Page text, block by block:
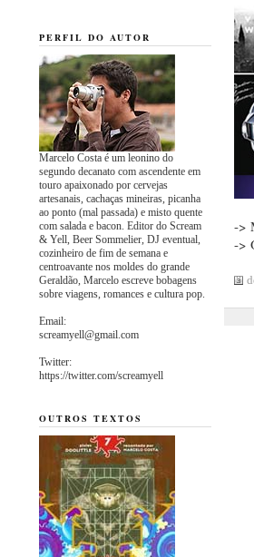
->
->
PERFIL DO AUTOR
Marcelo Costa é um leonino do
segundo decanato com ascendente em
touro apaixonado por cervejas
artesanais, cachaças mineiras, picanha
ao ponto (mal passada) e misto quente
com salada e bacon. Editor do Scream
& Yell, Beer Sommelier, DJ eventual,
cozinheiro de fim de semana e
centroavante nos moldes do grande
Geraldão, Marcelo escreve bobagens
sobre viagens, romances e cultura pop.
Email:
screamyell@gmail.com
Twitter:
https://twitter.com/screamyell
OUTROS TEXTOS